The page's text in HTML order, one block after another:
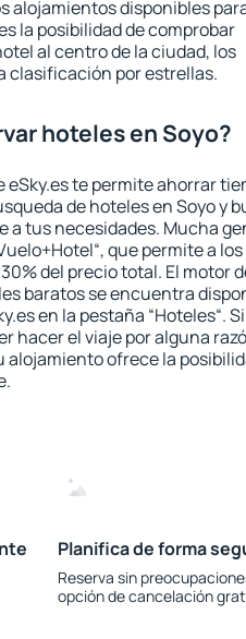
alojamientos disponibles
la posibilidad de comprobar
al centro de la ciudad, los
clasificación por estrellas.
hoteles en Soyo?
eSky.es te permite ahorrar
de hoteles en Soyo y
a tus necesidades. Mucha
que permite a los
del precio total. El motor
baratos se encuentra
en la pestaña “Hoteles“.
hacer el viaje por alguna
alojamiento ofrece la
Planifica de forma
Reserva sin
opción de cancelación